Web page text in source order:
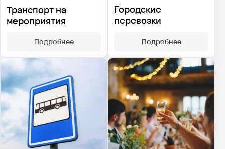
Транспорт на
мероприятия
Подробнее
Городские
перевозки
Подробнее